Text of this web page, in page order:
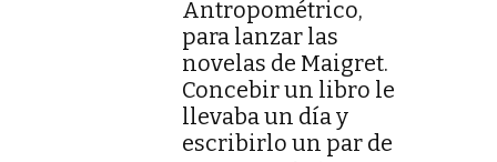
Antropométrico,
para lanzar las
novelas de Maigret.
Concebir un libro le
llevaba un día y
escribirlo un par de